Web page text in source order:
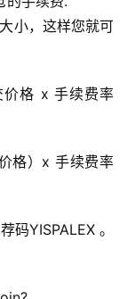
小，这样您就可
格 x 手续费率
格）x 手续费率
码YISPALEX 。